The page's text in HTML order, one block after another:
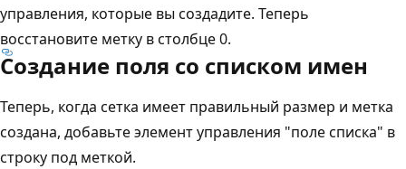
управления, которые вы создадите. Теперь
восстановите метку в столбце 0.
Создание поля со списком имен
Теперь, когда сетка имеет правильный размер и метка
создана, добавьте элемент управления "поле списка" в
строку под меткой.